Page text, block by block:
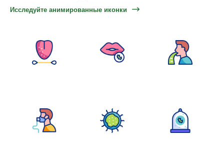
Исследуйте анимированные иконки